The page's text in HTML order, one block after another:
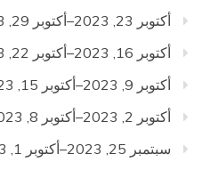
أكتوبر 23, 2023–أكتوبر 29, 2023
أكتوبر 16, 2023–أكتوبر 22, 2023
أكتوبر 9, 2023–أكتوبر 15, 2023
أكتوبر 2, 2023–أكتوبر 8, 2023
سبتمبر 25, 2023–أكتوبر 1, 2023